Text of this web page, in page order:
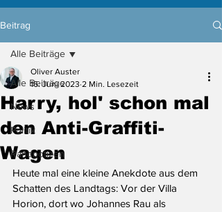
Beitrag
Alle Beiträge
News
Politik
Randnotizen
Alle Beiträge
Harry, hol' schon mal
den Anti-Graffiti-
Wagen
Oliver Auster
16. Juni 2023 2 Min. Lesezeit
Heute mal eine kleine Anekdote aus dem
Schatten des Landtags: Vor der Villa
Horion, dort wo Johannes Rau als